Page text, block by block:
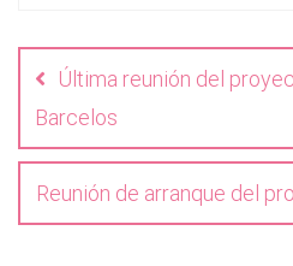
de
entradas
Última reunión del
Barcelos
Reunión de arranque del